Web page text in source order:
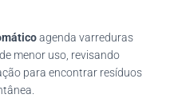
agenda varreduras
menor uso, revisando
para encontrar resíduos